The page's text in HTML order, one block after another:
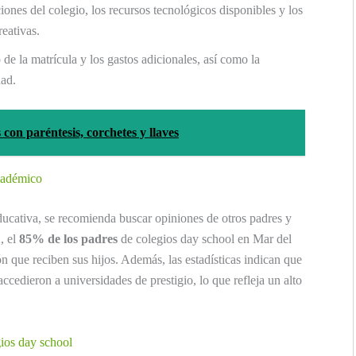
del colegio, los recursos tecnológicos disponibles y los
la matrícula y los gastos adicionales, así como la
paréntesis, corchetes y llaves
se recomienda buscar opiniones de otros padres y
el 85% de los padres de colegios day school en Mar del
que reciben sus hijos. Además, las estadísticas indican que
a universidades de prestigio, lo que refleja un alto
day school